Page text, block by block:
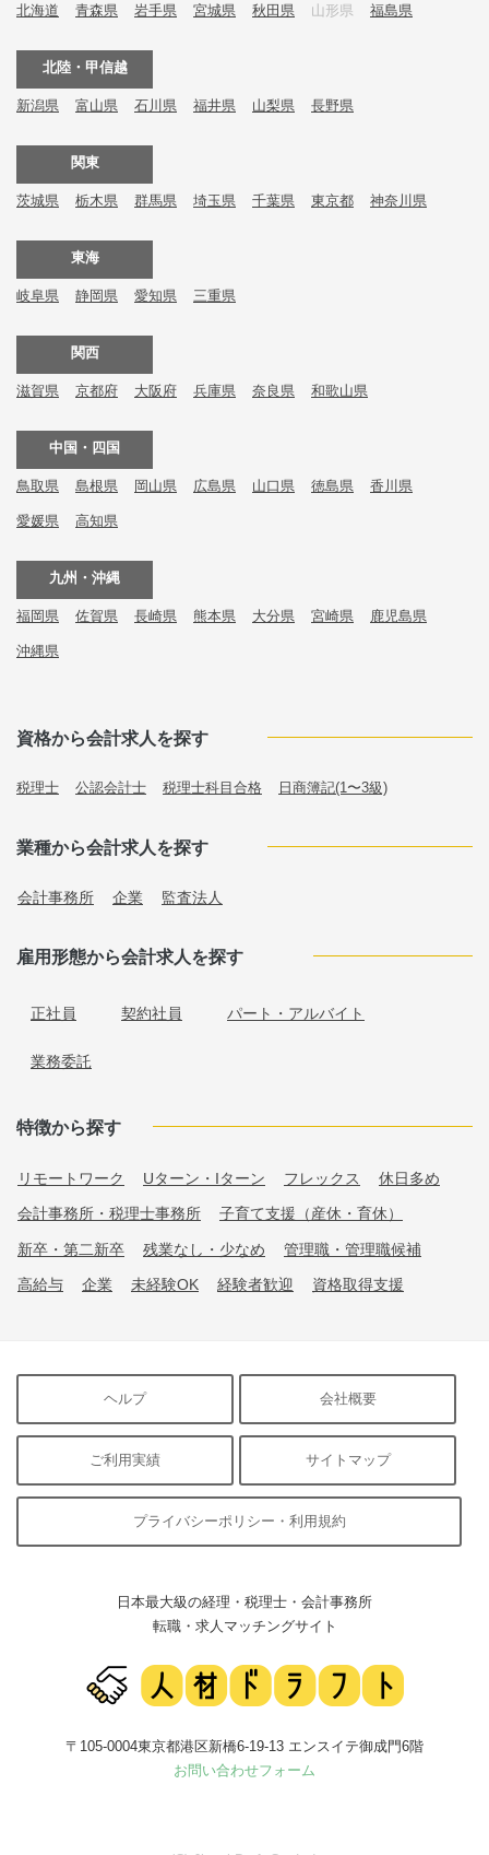
北海道 青森県 岩手県 宮城県 秋田県 山形県 福島県
北陸・甲信越
新潟県 富山県 石川県 福井県 山梨県 長野県
関東
茨城県 栃木県 群馬県 埼玉県 千葉県 東京都 神奈川県
東海
岐阜県 静岡県 愛知県 三重県
関西
滋賀県 京都府 大阪府 兵庫県 奈良県 和歌山県
中国・四国
鳥取県 島根県 岡山県 広島県 山口県 徳島県 香川県
愛媛県 高知県
九州・沖縄
福岡県 佐賀県 長崎県 熊本県 大分県 宮崎県 鹿児島県
沖縄県
資格から会計求人を探す
税理士 公認会計士 税理士科目合格 日商簿記(1〜3級)
業種から会計求人を探す
会計事務所 企業 監査法人
雇用形態から会計求人を探す
正社員 契約社員 パート・アルバイト
業務委託
特徴から探す
リモートワーク Uターン・Iターン フレックス 休日多め
会計事務所・税理士事務所 子育て支援（産休・育休）
新卒・第二新卒 残業なし・少なめ 管理職・管理職候補
高給与 企業 未経験OK 経験者歓迎 資格取得支援
ヘルプ 会社概要
ご利用実績 サイトマップ
プライバシーポリシー・利用規約
日本最大級の経理・税理士・会計事務所
転職・求人マッチングサイト
〒105-0004東京都港区新橋6-19-13 エンスイテ御成門6階
お問い合わせフォーム